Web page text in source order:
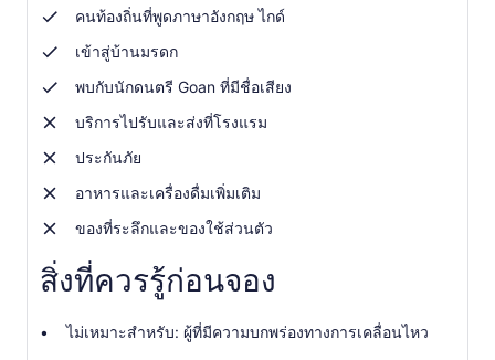
ผู้ใหญ่
คน
คนท้องถิ่นที่พูดภาษาอังกฤษ ไกด์
เข้าสู่บ้านมรดก
พบกับนักดนตรี Goan ที่มีชื่อเสียง
บริการไปรับและส่งที่โรงแรม
ประกันภัย
อาหารและเครื่องดื่มเพิ่มเติม
ของที่ระลึกและของใช้ส่วนตัว
สิ่งที่ควรรู้ก่อนจอง
ไม่เหมาะสำหรับ: ผู้ที่มีความบกพร่องทางการเคลื่อนไหว